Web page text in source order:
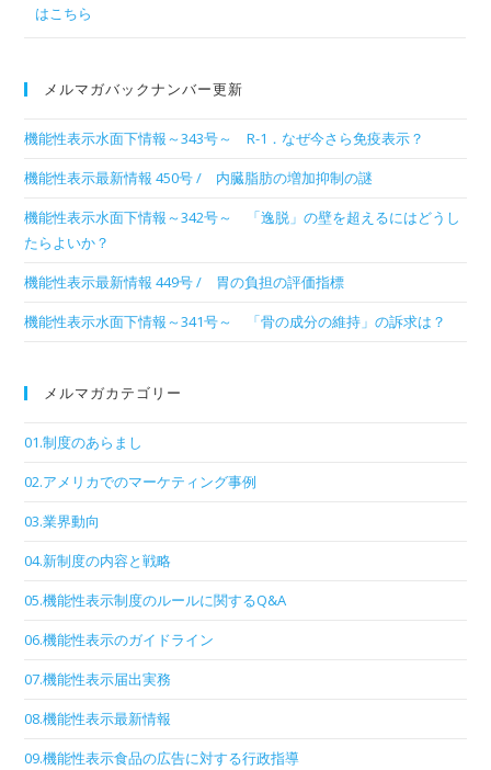
メルマガバックナンバー更新
機能性表示水面下情報～343号～ R-1．なぜ今さら免疫表示？
機能性表示最新情報 450号 / 内臓脂肪の増加抑制の謎
機能性表示水面下情報～342号～ 「逸脱」の壁を超えるにはどうし
たらよいか？
機能性表示最新情報 449号 / 胃の負担の評価指標
機能性表示水面下情報～341号～ 「骨の成分の維持」の訴求は？
メルマガカテゴリー
01.制度のあらまし
02.アメリカでのマーケティング事例
03.業界動向
04.新制度の内容と戦略
05.機能性表示制度のルールに関するQ&A
06.機能性表示のガイドライン
07.機能性表示届出実務
08.機能性表示最新情報
09.機能性表示食品の広告に対する行政指導